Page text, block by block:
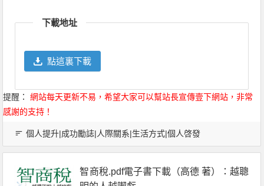
下載地址
點這裏下載
提醒：
網站每天更新不易，希望大家可以幫站長宣傳壹下網站，非常
感謝的支持！
個人提升|成功勵誌|人際關系|生活方式|個人啓發
智商稅.pdf電子書下載（高德 著）：越聰